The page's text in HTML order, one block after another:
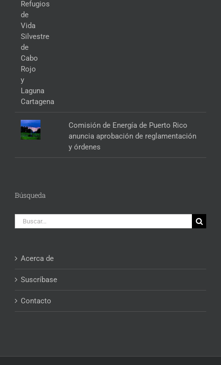
Comisión de Energía de Puerto Rico
anuncia aprobación de reglamentación
y órdenes
Búsqueda
Buscar:
Acerca de
Suscríbase
Contacto